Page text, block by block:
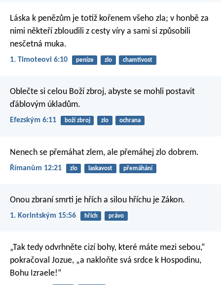
Láska k penězům je totiž kořenem všeho zla; v honbě za
nimi někteří zbloudili z cesty víry a sami si způsobili
nesčetná muka.
1. Timoteovi 6:10 peníze zlo chamtivost
Oblečte si celou Boží zbroj, abyste se mohli postavit
ďáblovým úkladům.
Efezským 6:11 boží zbroj zlo ochrana
Nenech se přemáhat zlem, ale přemáhej zlo dobrem.
Římanům 12:21 zlo laskavost přemáhání
Onou zbraní smrti je hřích a silou hříchu je Zákon.
1. Korintským 15:56 hřích právo
„Tak tedy odvrhněte cizí bohy, které máte mezi sebou,“
pokračoval Jozue, „a nakloňte svá srdce k Hospodinu,
Bohu Izraele!“